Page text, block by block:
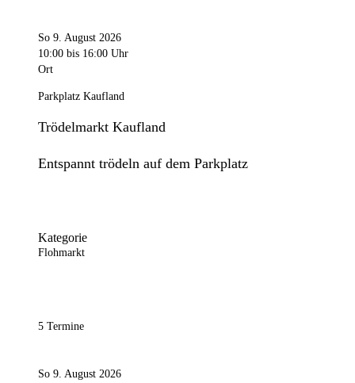
So 9. August 2026
10:00 bis 16:00 Uhr
Ort
Parkplatz Kaufland
Trödelmarkt Kaufland
Entspannt trödeln auf dem Parkplatz
Kategorie
Flohmarkt
5 Termine
So 9. August 2026